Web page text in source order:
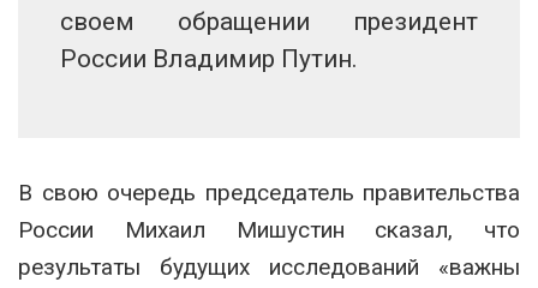
своем обращении президент
России Владимир Путин.
В свою очередь председатель правительства
России Михаил Мишустин сказал, что
результаты будущих исследований «важны